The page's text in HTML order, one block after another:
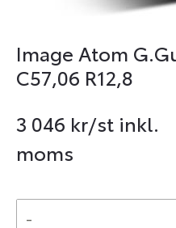
Image Atom
C57,06 R12,8
3 046 kr/st inkl.
moms
-